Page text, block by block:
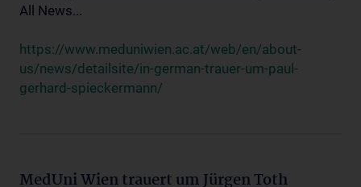
All News...
https://www.meduniwien.ac.at/web/en/about-
us/news/detailsite/in-german-trauer-um-paul-
gerhard-spieckermann/
MedUni Wien trauert um Jürgen Toth